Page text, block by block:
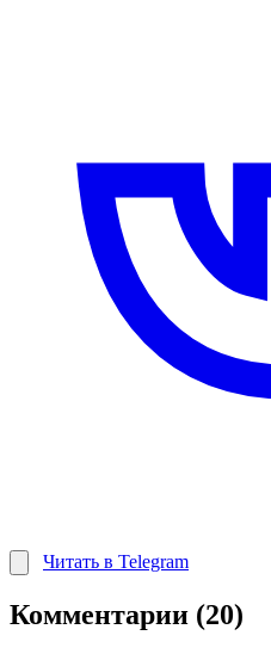
Читать в Telegram
Комментарии (20)